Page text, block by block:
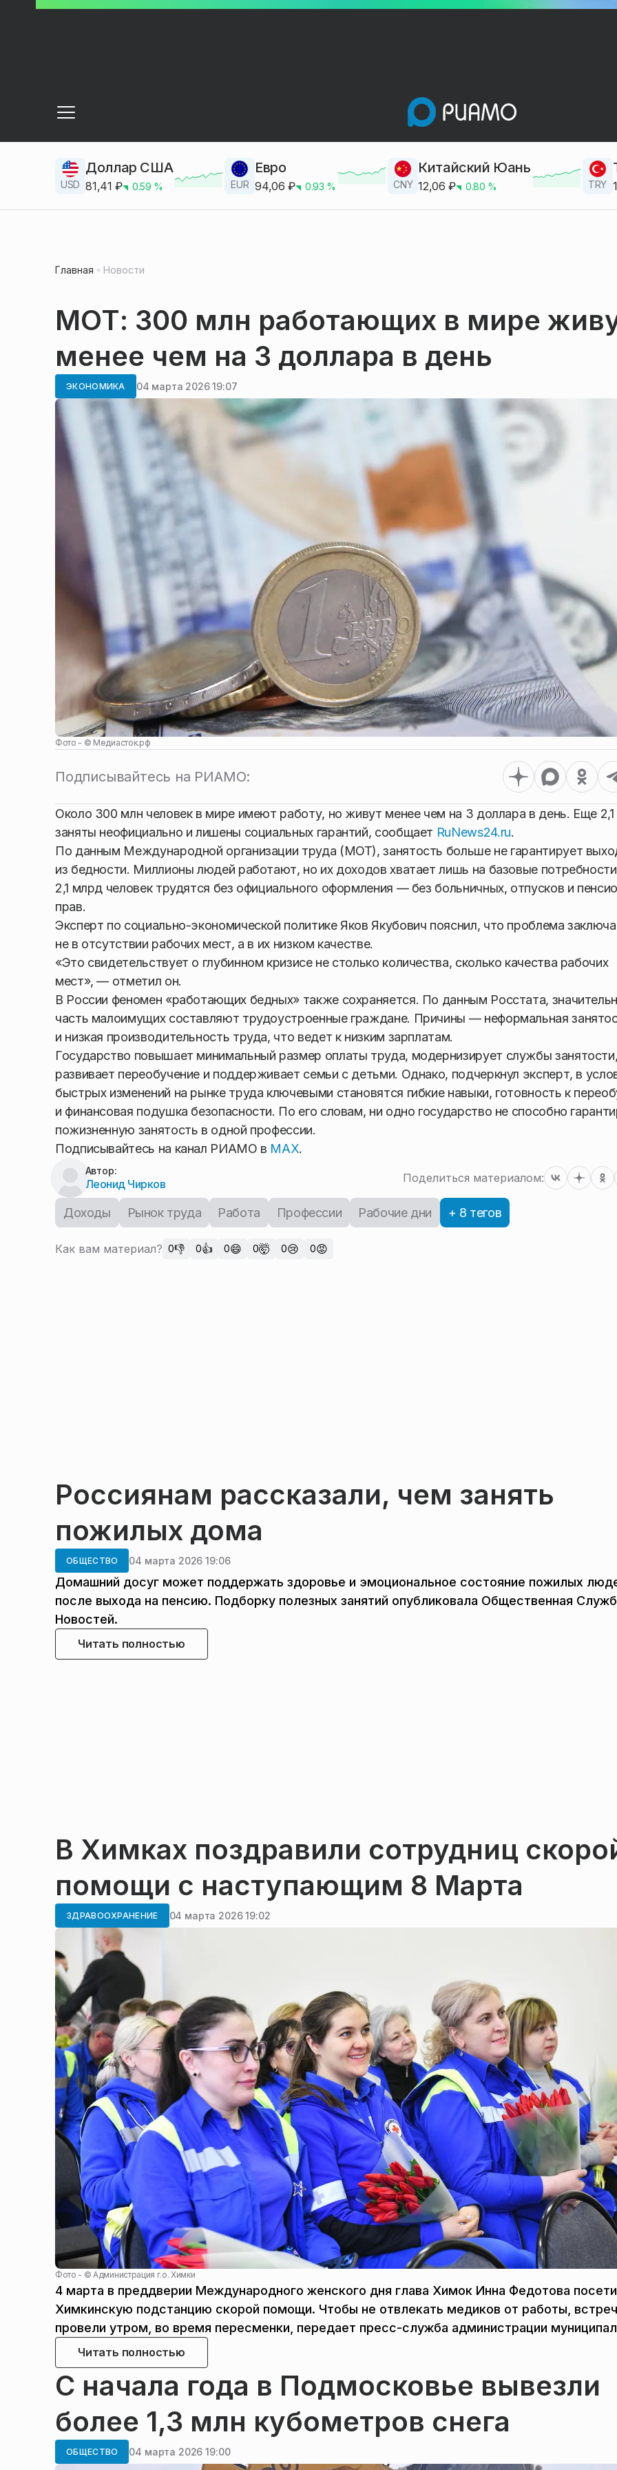
USD
Доллар США
81,41 ₽ 0.59 % EUR
Евро
94,06 ₽ 0.93 % CNY
Китайский Юань
12,06 ₽ 0.80 % TRY
Главная Новости
МОТ: 300 млн работающих в мире
менее чем на 3 доллара в день
ЭКОНОМИКА 04 марта 2026 19:07
Фото - © Медиасток.рф
Подписывайтесь на РИАМО:
Около 300 млн человек в мире имеют работу, но живут менее чем на 3 доллара в день. Еще
заняты неофициально и лишены социальных гарантий, сообщает RuNews24.ru.
По данным Международной организации труда (МОТ), занятость больше не гарантирует
из бедности. Миллионы людей работают, но их доходов хватает лишь на базовые
2,1 млрд человек трудятся без официального оформления — без больничных, отпусков и
прав.
Эксперт по социально-экономической политике Яков Якубович пояснил, что проблема
не в отсутствии рабочих мест, а в их низком качестве.
«Это свидетельствует о глубинном кризисе не столько количества, сколько качества рабочих
мест», — отметил он.
В России феномен «работающих бедных» также сохраняется. По данным Росстата,
часть малоимущих составляют трудоустроенные граждане. Причины — неформальная
и низкая производительность труда, что ведет к низким зарплатам.
Государство повышает минимальный размер оплаты труда, модернизирует службы занятости,
развивает переобучение и поддерживает семьи с детьми. Однако, подчеркнул эксперт, в
быстрых изменений на рынке труда ключевыми становятся гибкие навыки, готовность к
и финансовая подушка безопасности. По его словам, ни одно государство не способно
пожизненную занятость в одной профессии.
Подписывайтесь на канал РИАМО в MAX.
Автор:
Леонид Чирков Поделиться материалом:
Доходы Рынок труда Работа Профессии Рабочие дни + 8 тегов
Как вам материал? 0👎 0👍 0😄 0🤯 0😢 0😡
Россиянам рассказали, чем занять
пожилых дома
ОБЩЕСТВО 04 марта 2026 19:06
Домашний досуг может поддержать здоровье и эмоциональное состояние пожилых
после выхода на пенсию. Подборку полезных занятий опубликовала Общественная
Новостей.
Читать полностью
В Химках поздравили сотрудниц
помощи с наступающим 8 Марта
ЗДРАВООХРАНЕНИЕ 04 марта 2026 19:02
Фото - ©Администрация г.о. Химки
4 марта в преддверии Международного женского дня глава Химок Инна Федотова
Химкинскую подстанцию скорой помощи. Чтобы не отвлекать медиков от работы,
провели утром, во время пересменки, передает пресс-служба администрации
Читать полностью
С начала года в Подмосковье вывезли
более 1,3 млн кубометров снега
ОБЩЕСТВО 04 марта 2026 19:00